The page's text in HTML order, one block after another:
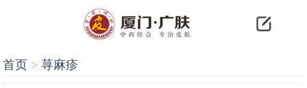
首页 >荨麻疹